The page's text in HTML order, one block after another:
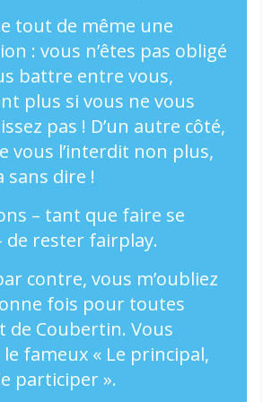
tout de même une
: vous n’êtes pas obligé
battre entre vous,
plus si vous ne vous
pas ! D’un autre côté,
vous l’interdit non plus,
sans dire !
– tant que faire se
de rester fairplay.
contre, vous m’oubliez
fois pour toutes
de Coubertin. Vous
le fameux « Le principal,
participer ».